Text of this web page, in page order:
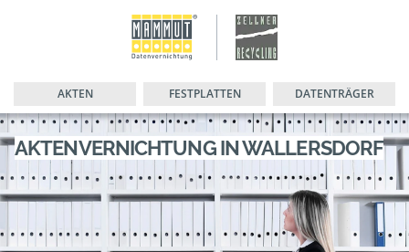
AKTEN FESTPLATTEN DATENTRÄGER
AKTENVERNICHTUNG IN WALLERSDORF